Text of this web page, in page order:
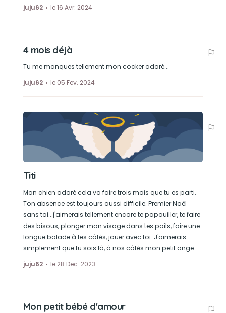
juju62
le 16 Avr. 2024
4 mois déjà
Tu me manques tellement mon cocker adoré...
juju62
le 05 Fev. 2024
Titi
Mon chien adoré cela va faire trois mois que tu es parti.
Ton absence est toujours aussi difficile. Premier Noël
sans toi...j'aimerais tellement encore te papouiller, te faire
des bisous, plonger mon visage dans tes poils, faire une
longue balade à tes côtés, jouer avec toi. J'aimerais
simplement que tu sois là, à nos côtés mon petit ange.
juju62
le 28 Dec. 2023
Mon petit bébé d'amour